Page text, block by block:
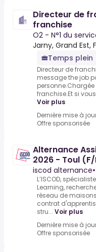
Directeur de
franchise
O2 - N°1 du
Jarny, Grand Est,
Temps plein
Directeur de
message the job
franchise.Et si
Voir plus
Dernière mise à
Offre sponsorisée
Alternance
2026 - Toul
iscod alternance•
L’ISCOD,
Learning,
réseau de
contrat
stru... Voir plus
Dernière mise à
Offre sponsorisée